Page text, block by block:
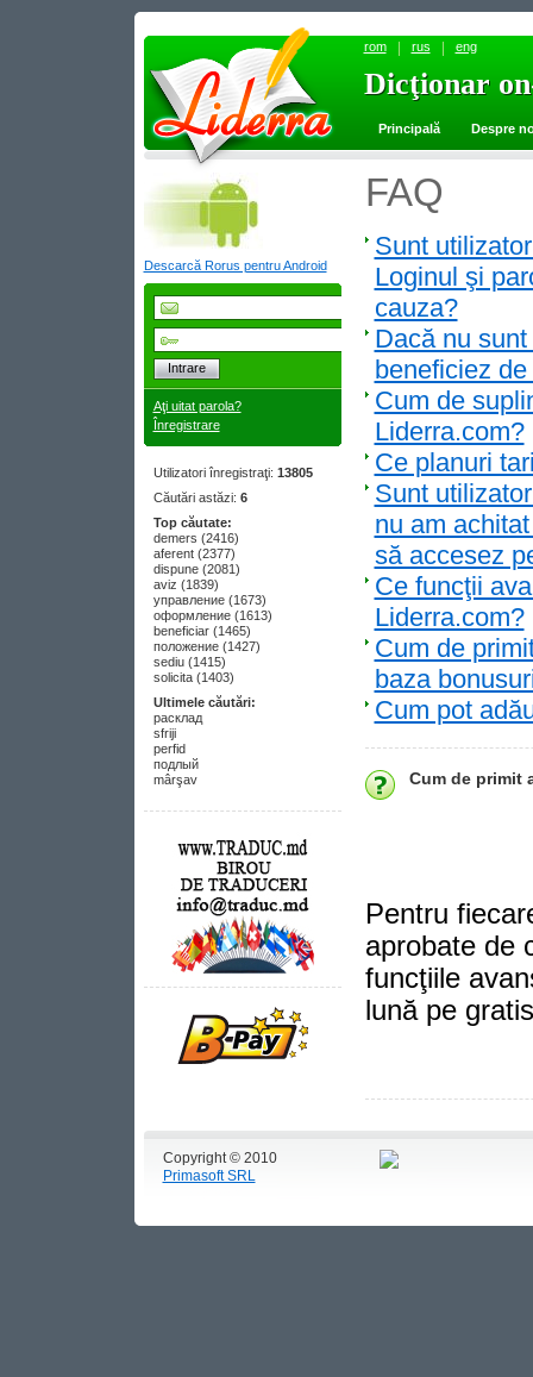
rom rus eng
Dicţionar
Dicţionar
Principală Despre
Descarcă Rorus pentru Android
Intrare
Aţi uitat parola?
Înregistrare
Utilizatori înregistraţi: 13805
Căutări astăzi: 6
Top căutate:
demers (2416)
aferent (2377)
dispune (2081)
aviz (1839)
управление (1673)
оформление (1613)
beneficiar (1465)
положение (1427)
sediu (1415)
solicita (1403)
Ultimele căutări:
расклад
sfriji
perfid
подлый
mârşav
FAQ
Sunt
Loginul şi
cauza?
Dacă nu
beneficiez
Cum de
Liderra.com?
Ce planuri
Sunt
nu am
să accesez
Ce funcţii
Liderra.com?
Cum de
baza
Cum pot
Cum de primit
Pentru
aprobate de
funcţiile
lună pe
Copyright © 2010
Primasoft SRL